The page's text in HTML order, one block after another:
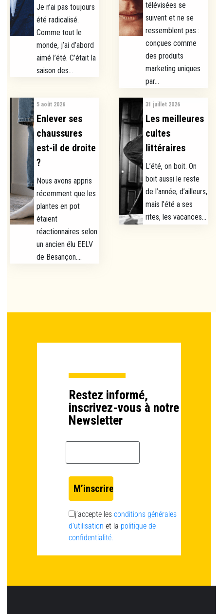
Je n’ai pas toujours
été radicalisé.
Comme tout le
monde, j’ai d’abord
aimé l’été. C’était la
saison des...
télévisées se
suivent et ne se
ressemblent pas :
conçues comme
des produits
marketing uniques
par...
5 août 2026
Enlever ses
chaussures
est-il de droite
?
Nous avons appris
récemment que les
plantes en pot
étaient
réactionnaires selon
un ancien élu EELV
de Besançon....
31 juillet 2026
Les meilleures
cuites
littéraires
L’été, on boit. On
boit aussi le reste
de l’année, d’ailleurs,
mais l’été a ses
rites, les vacances...
Restez informé,
inscrivez-vous à notre
Newsletter
j’accepte les conditions générales
d’utilisation et la politique de
confidentialité.